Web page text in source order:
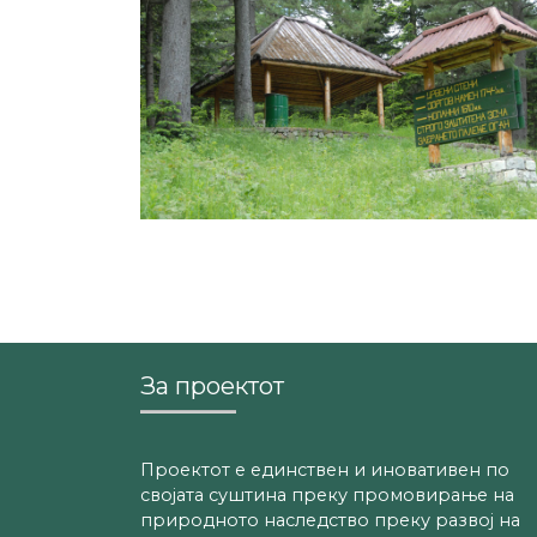
За проектот
Проектот е единствен и иновативен по
својата суштина преку промовирање на
природното наследство преку развој на